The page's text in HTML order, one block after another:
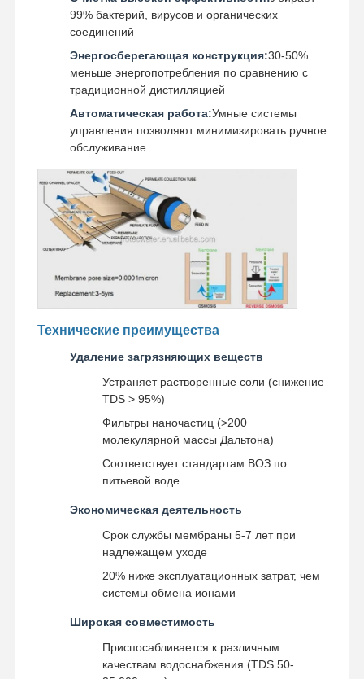
По Заводу
Качества
Нами
Случаи
Запросить
Расценки
Лабораторная система сверхчистой воды
Ultrapure машина воды
Система очистки сверхчистой воды
Ультрачистая система фильтрации воды
Ультрачистая система водоснабжения
Промышленная система очистки воды
Потребительские материалы для очистки воды
Аксессуары системы очистки воды
99% бактерий, вирусов и органических
соединений
Энергосберегающая конструкция:30-50%
меньше энергопотребления по сравнению с
традиционной дистилляцией
Автоматическая работа:Умные системы
управления позволяют минимизировать ручное
обслуживание
Технические преимущества
Удаление загрязняющих веществ
Устраняет растворенные соли (снижение
TDS > 95%)
Фильтры наночастиц (>200
молекулярной массы Дальтона)
Соответствует стандартам ВОЗ по
питьевой воде
Экономическая деятельность
Срок службы мембраны 5-7 лет при
надлежащем уходе
20% ниже эксплуатационных затрат, чем
системы обмена ионами
Широкая совместимость
Приспосабливается к различным
качествам водоснабжения (TDS 50-